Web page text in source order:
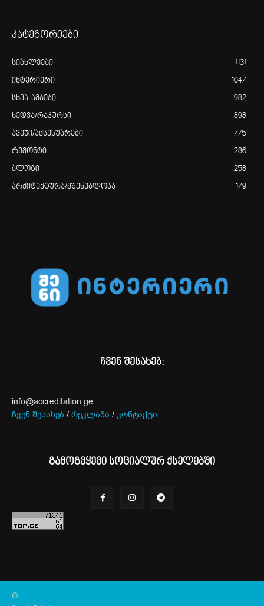
კატეგორიები
სიახლეები 1131
ინტერიერი 1047
სხვა-ამბები 982
ხედვა/რაკურსი 898
ავეჯი/აქსესუარები 775
რემონტი 286
ბლოგი 258
არქიტექტურა/მშენებლობა 179
ჩვენ შესახებ:
info@accreditation.ge
ჩვენ შესახებ / რეკლამა / კონტაქტი
გამოგვყევი სოციალურ ქსელებში
©